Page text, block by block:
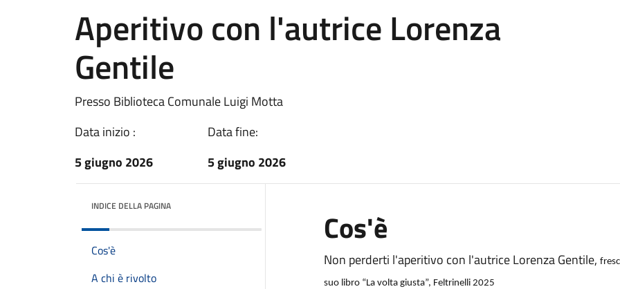
Aperitivo con l'autrice Lorenza
Gentile
Presso Biblioteca Comunale Luigi Motta
Data inizio :
5 giugno 2026
Data fine:
5 giugno 2026
INDICE DELLA PAGINA
Cos'è
A chi è rivolto
Cos'è
Non perderti l'aperitivo con l'autrice Lorenza Gentile,
suo libro “La volta giusta”, Feltrinelli 2025